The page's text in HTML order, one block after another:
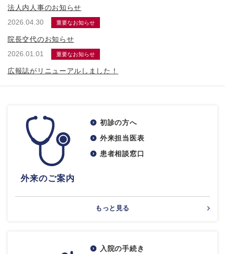
法人内人事のお知らせ
2026.04.30
重要なお知らせ
院長交代のお知らせ
2026.01.01
重要なお知らせ
広報誌がリニューアルしました！
外来のご案内
初診の方へ
外来担当医表
患者相談窓口
もっと見る
入院の手続き